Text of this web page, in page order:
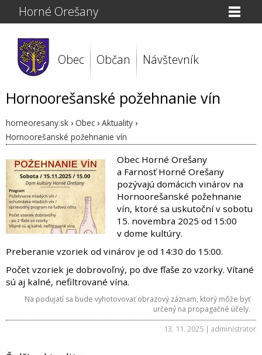
Horné Orešany
Obec Občan Návštevník
Hornoorešanské požehnanie vín
horneoresany.sk › Obec › Aktuality ›
Hornoorešanské požehnanie vín
Obec Horné Orešany
a Farnosť Horné Orešany
pozývajú domácich vinárov na
Hornoorešanské požehnanie
vín, ktoré sa uskutoční v sobotu
15. novembra 2025 od 15:00
v dome kultúry.
Preberanie vzoriek od vinárov je od 14:30 do 15:00.
Počet vzoriek je dobrovoľný, po dve fľaše zo vzorky. Vítané
sú aj kalné, nefiltrované vína.
Na podujatí sa bude vyhotovovať obrazový záznam, ktorý môže byť
určený na propagačné účely.
13. 11. 2025 | administrator